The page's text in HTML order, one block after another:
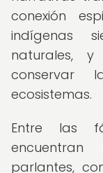
conexión
indígenas
naturales,
conservar
ecosistemas.
Entre las
parlantes,